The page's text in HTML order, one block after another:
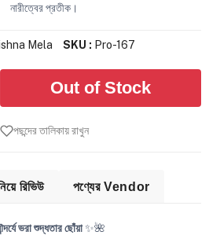
নারীত্বের প্রতীক।
Mela SKU : Pro-167
Out of Stock
পছন্দের তালিকায় রাখুন
রিভিউ পণ্যের Vendor
ভরা শুদ্ধতার ছোঁয়া✨🌺